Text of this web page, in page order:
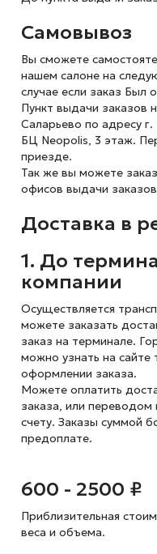
Самовывоз
Вы сможете
нашем салоне на
случае если заказ Был
Пункт выдачи заказов
Саларьево по адресу
БЦ Neopolis, 3 этаж.
приезде.
Так же вы можете
офисов выдачи
Доставка в
1. До
компании
Осуществляется
можете заказать
заказ на терминале.
можно узнать на сайте
оформлении заказа.
Можете оплатить
заказа, или переводом
счету. Заказы суммой
предоплате.
600 - 2500 ₽
Приблизительная
веса и объема.